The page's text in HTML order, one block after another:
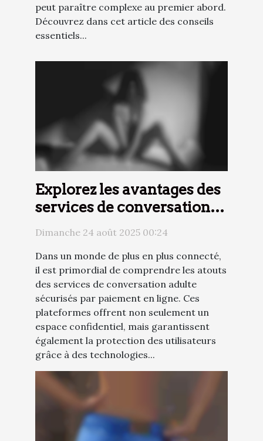
peut paraître complexe au premier abord.
Découvrez dans cet article des conseils
essentiels...
Explorez les avantages des
services de conversation
adulte sécurisés par
Dimanche 24 août 2025 00:24
Dans un monde de plus en plus connecté,
il est primordial de comprendre les atouts
des services de conversation adulte
sécurisés par paiement en ligne. Ces
plateformes offrent non seulement un
espace confidentiel, mais garantissent
également la protection des utilisateurs
grâce à des technologies...